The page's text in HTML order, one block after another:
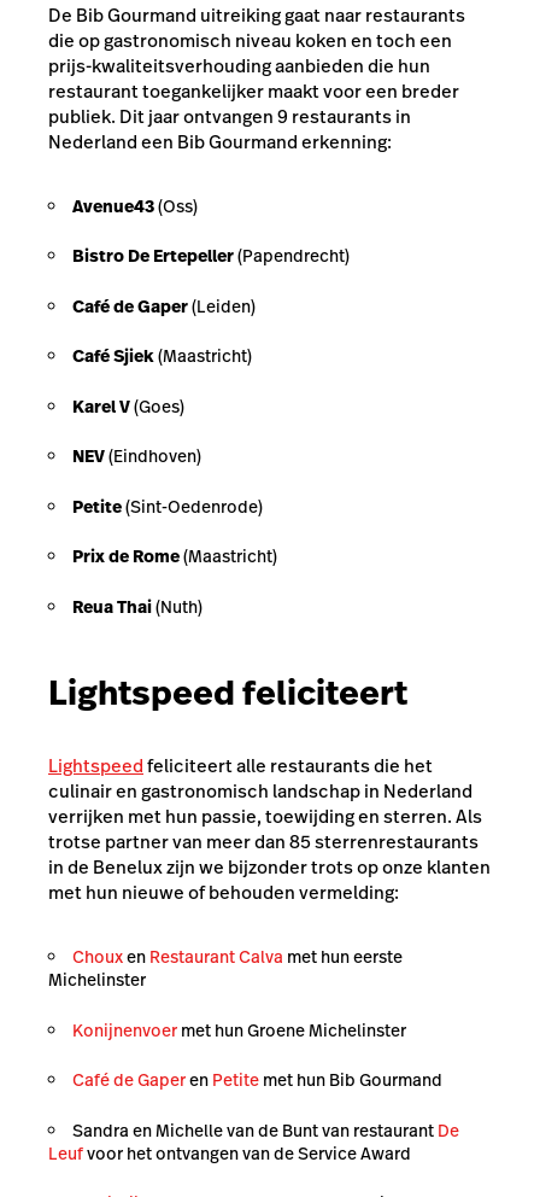
De Bib Gourmand uitreiking gaat naar restaurants
die op gastronomisch niveau koken en toch een
prijs-kwaliteitsverhouding aanbieden die hun
restaurant toegankelijker maakt voor een breder
publiek. Dit jaar ontvangen 9 restaurants in
Nederland een Bib Gourmand erkenning:
Avenue43(Oss)
Bistro De Ertepeller(Papendrecht)
Café de Gaper(Leiden)
Café Sjiek(Maastricht)
Karel V(Goes)
NEV(Eindhoven)
Petite(Sint-Oedenrode)
Prix de Rome(Maastricht)
Reua Thai(Nuth)
Lightspeed feliciteert
Lightspeedfeliciteert alle restaurants die het
culinair en gastronomisch landschap in Nederland
verrijken met hun passie, toewijding en sterren. Als
trotse partner van meer dan 85 sterrenrestaurants
in de Benelux zijn we bijzonder trots op onze klanten
met hun nieuwe of behouden vermelding:
Chouxen Restaurant Calva met hun eerste
Michelinster
Konijnenvoer met hun Groene Michelinster
Café de Gaperen Petite met hun Bib Gourmand
Sandra en Michelle van de Bunt van restaurant De
Leufvoor het ontvangen van de Service Award